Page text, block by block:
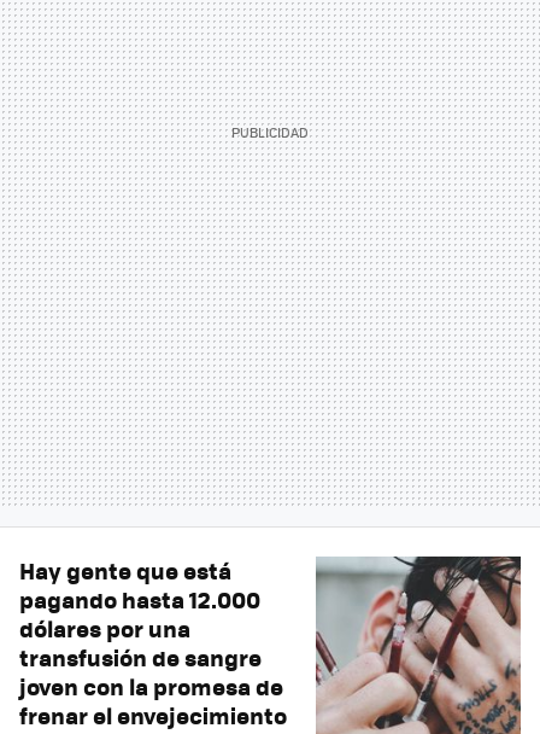
Hay gente que está
pagando hasta 12.000
dólares por una
transfusión de sangre
joven con la promesa de
frenar el envejecimiento